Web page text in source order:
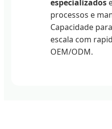
especializados
processos e
Capacidade
escala com
OEM/ODM.